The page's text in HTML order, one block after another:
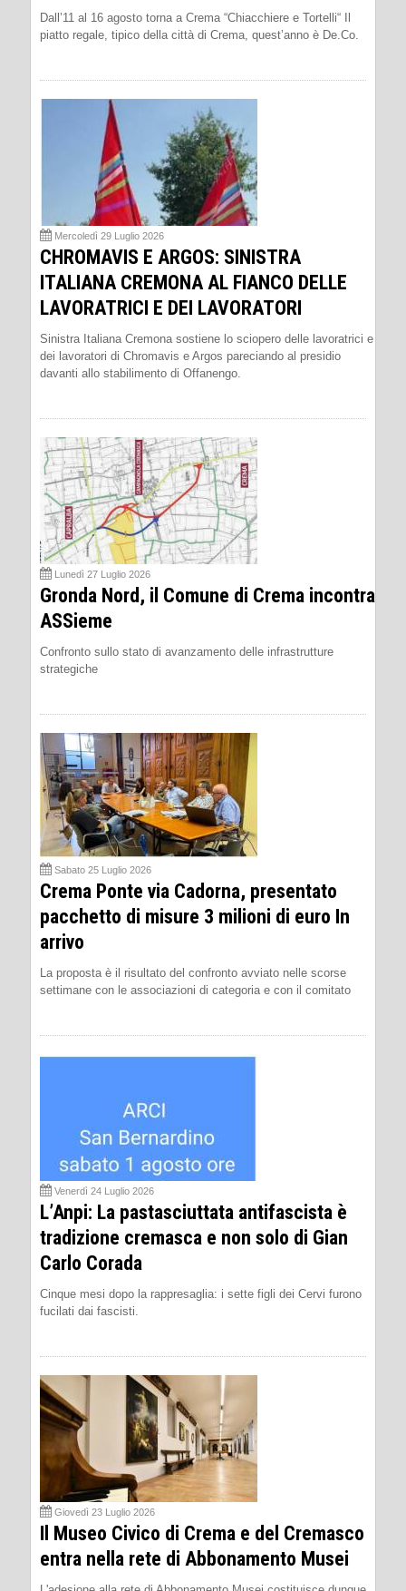
Dall’11 al 16 agosto torna a Crema “Chiacchiere e Tortelli“ Il
piatto regale, tipico della città di Crema, quest’anno è De.Co.
Mercoledì 29 Luglio 2026
CHROMAVIS E ARGOS: SINISTRA
ITALIANA CREMONA AL FIANCO DELLE
LAVORATRICI E DEI LAVORATORI
Sinistra Italiana Cremona sostiene lo sciopero delle lavoratrici e
dei lavoratori di Chromavis e Argos pareciando al presidio
davanti allo stabilimento di Offanengo.
Lunedì 27 Luglio 2026
Gronda Nord, il Comune di Crema incontra
ASSieme
Confronto sullo stato di avanzamento delle infrastrutture
strategiche
Sabato 25 Luglio 2026
Crema Ponte via Cadorna, presentato
pacchetto di misure 3 milioni di euro In
arrivo
La proposta è il risultato del confronto avviato nelle scorse
settimane con le associazioni di categoria e con il comitato
Venerdì 24 Luglio 2026
L’Anpi: La pastasciuttata antifascista è
tradizione cremasca e non solo di Gian
Carlo Corada
Cinque mesi dopo la rappresaglia: i sette figli dei Cervi furono
fucilati dai fascisti.
Giovedì 23 Luglio 2026
Il Museo Civico di Crema e del Cremasco
entra nella rete di Abbonamento Musei